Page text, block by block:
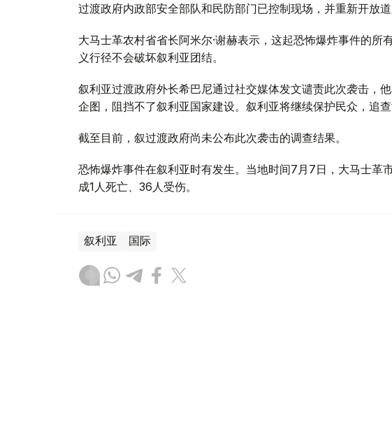
过渡政府内政部安全部队和民防部门已控制现场，并重新开放道
大马士革农村省省长阿米尔·谢赫表示，这起恐怖爆炸事件的所
义行径不会破坏叙利亚团结。
叙利亚过渡政府外长希巴尼通过社交媒体发文谴责此次袭击，
企图，阻挡不了叙利亚国家建设。叙利亚将继续保护民众，追查
截至目前，叙过渡政府尚未公布此次袭击的调查结果。
恐怖爆炸事件在叙利亚时有发生。当地时间7月7日，大马士革
成1人死亡、36人受伤。
叙利亚 国际